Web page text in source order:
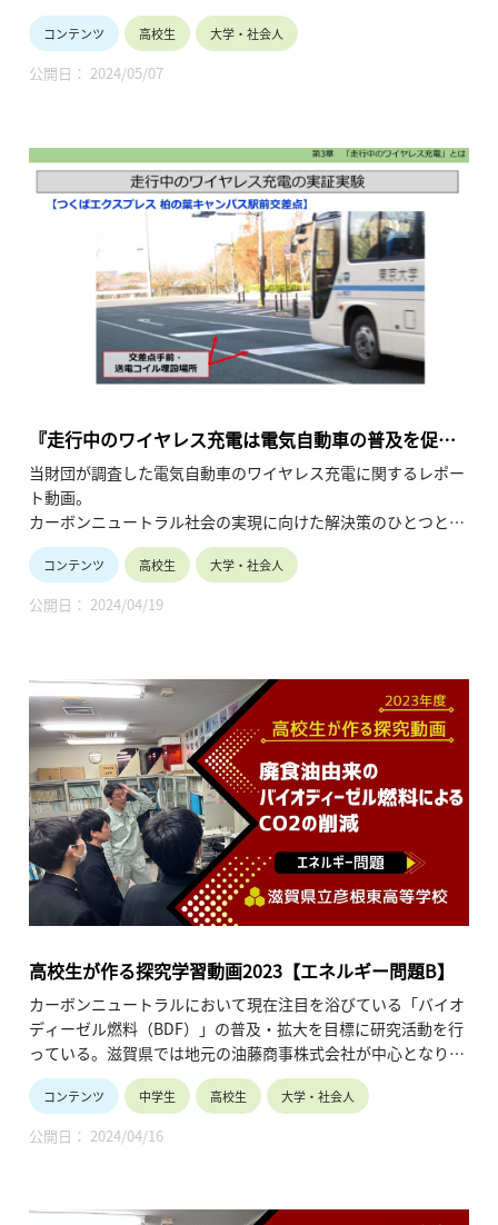
は具体的な制度であるが、未完の理想でもある。民主主義の歴
史を追うことで、これらの議論を考えてみましょう。
・時間割：02:19 この講座について
03:36 講義
授
※所属・役職は登壇当時のものです。
・動画の長さ：2:41:55
・シリーズ名：2021年度「高校生と大学生のための金曜特別
コンテンツ 高校生 大学・社会人
公開日： 2024/05/07
『走行中のワイヤレス充電は電気自動車の普及を促進
するか？』
当財団が調査した電気自動車のワイヤレス充電に関するレポー
ト動画。
カーボンニュートラル社会の実現に向けた解決策のひとつとさ
れている電気自動車の普及の現状や課題を整理しながら、”長
時間充電”問題の解消に向けた取組を解説しています。
（令和6年4月公開、17分31秒）
コンテンツ 高校生 大学・社会人
公開日： 2024/04/19
高校生が作る探究学習動画2023【エネルギー問題B】
カーボンニュートラルにおいて現在注目を浴びている「バイオ
ディーゼル燃料（BDF）」の普及・拡大を目標に研究活動を行
っている。滋賀県では地元の油藤商事株式会社が中心となり，
企業の事業所や工場，飲食店，公共団体等から出る廃食油を回
収しBDFを生産するシステムが出来ている。このように，本県
はBDFの生産活動が全国の中でも盛んな県である。一方で，多
くの家庭では，BDFや廃食油リサイクルに関する認識は低く，
コンテンツ 中学生 高校生 大学・社会人
公開日： 2024/04/16